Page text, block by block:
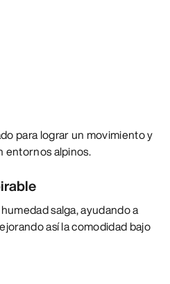
para lograr un movimiento y
entornos alpinos.
salga, ayudando a
así la comodidad bajo